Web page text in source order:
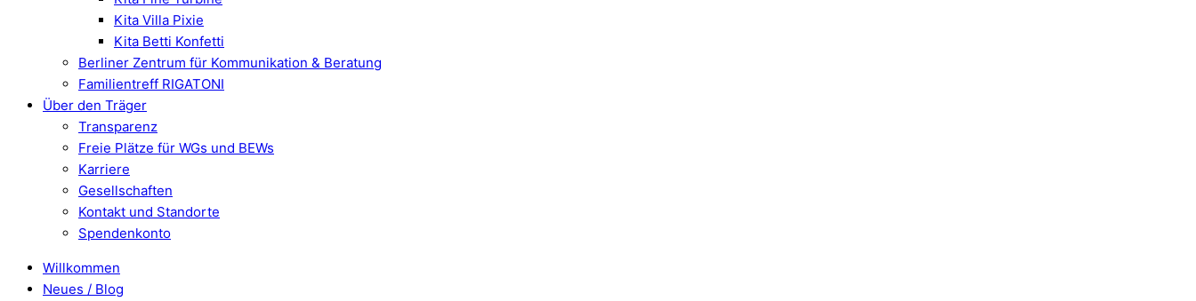
Kita Villa Pixie
Kita Betti Konfetti
Berliner Zentrum für Kommunikation & Beratung
Familientreff RIGATONI
Über den Träger
Transparenz
Freie Plätze für WGs und BEWs
Karriere
Gesellschaften
Kontakt und Standorte
Spendenkonto
Willkommen
Neues / Blog